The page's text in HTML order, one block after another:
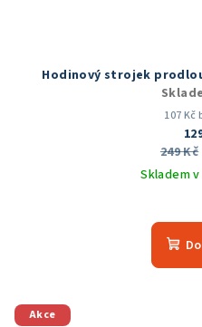
Hodinový strojek
107 Kč
249 Kč
Skladem v
Akce